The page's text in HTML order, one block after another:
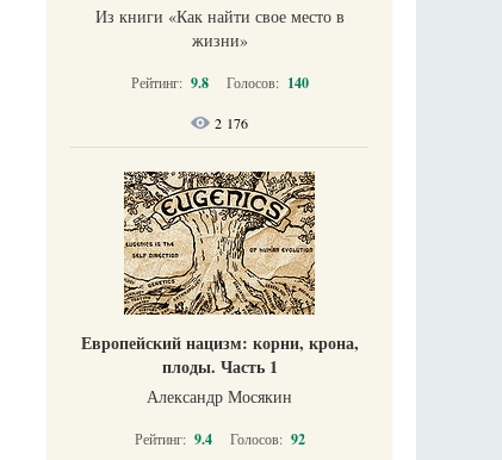
Из книги «Как найти свое место в
жизни​»
Рейтинг: 9.8 Голосов: 140
2 176
Европейский нацизм: корни, крона,
плоды. Часть 1
Александр Мосякин
Рейтинг: 9.4 Голосов: 92